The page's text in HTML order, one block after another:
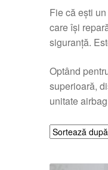
Fie că ești
care își
siguranță.
Optând
superioară,
unitate